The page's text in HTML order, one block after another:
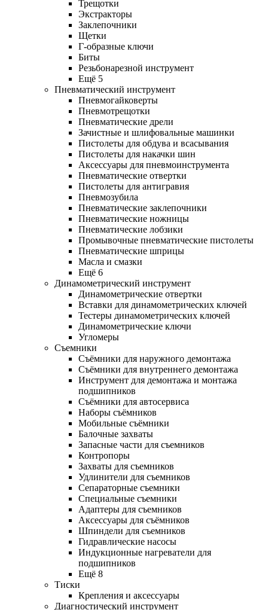
Трещотки
Экстракторы
Заклепочники
Щетки
Г-образные ключи
Биты
Резьбонарезной инструмент
Ещё 5
Пневматический инструмент
Пневмогайковерты
Пневмотрещотки
Пневматические дрели
Зачистные и шлифовальные машинки
Пистолеты для обдува и всасывания
Пистолеты для накачки шин
Аксессуары для пневмоинструмента
Пневматические отвертки
Пистолеты для антигравия
Пневмозубила
Пневматические заклепочники
Пневматические ножницы
Пневматические лобзики
Промывочные пневматические пистолеты
Пневматические шприцы
Масла и смазки
Ещё 6
Динамометрический инструмент
Динамометрические отвертки
Вставки для динамометрических ключей
Тестеры динамометрических ключей
Динамометрические ключи
Угломеры
Съемники
Съёмники для наружного демонтажа
Съёмники для внутреннего демонтажа
Инструмент для демонтажа и монтажа
подшипников
Съёмники для автосервиса
Наборы съёмников
Мобильные съёмники
Балочные захваты
Запасные части для съемников
Контропоры
Захваты для съемников
Удлинители для съемников
Сепараторные съемники
Специальные съемники
Адаптеры для съемников
Аксессуары для съёмников
Шпиндели для съемников
Гидравлические насосы
Индукционные нагреватели для
подшипников
Ещё 8
Тиски
Крепления и аксессуары
Диагностический инструмент